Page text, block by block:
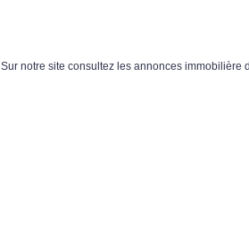
Sur notre site consultez les annonces immobilière